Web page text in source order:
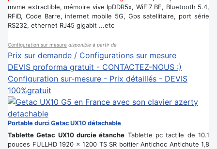
mvme extractible, mémoire vive lpDDR5x, WiFi7 BE, Bluetooth 5.4,
RFiD, Code Barre, internet mobile 5G, Gps satellitaire, port série
RS232, ethernet RJ45 gigabit ...etc
Configuration sur mesure disponible à partir de
Prix sur demande / Configurations sur mesure
DEVIS proforma gratuit - CONTACTEZ-NOUS :)
Configuration sur-mesure - Prix détaillés - DEVIS
100%gratuit
Portable durci Getac UX10 détachable
Tablette Getac UX10 durcie étanche Tablette pc tactile de 10.1
pouces FULLHD 1920 x 1200 TS SR boitier Antichoc Antichute 1,8